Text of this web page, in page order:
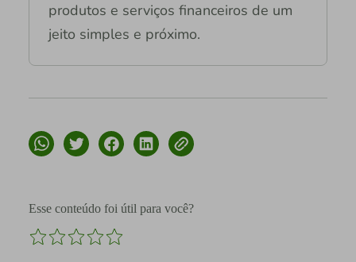
produtos e serviços financeiros de um
jeito simples e próximo.
Esse conteúdo foi útil para você?